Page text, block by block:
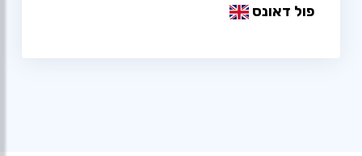
פול דאונס